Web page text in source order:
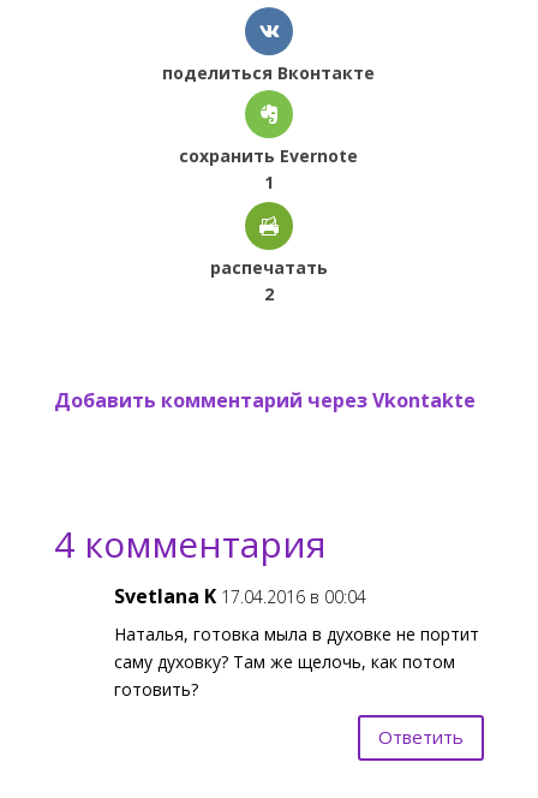
поделиться Вконтакте
сохранить Evernote
1
распечатать
2
Добавить комментарий через Vkontakte
4 комментария
Svetlana K 17.04.2016 в 00:04
Наталья, готовка мыла в духовке не портит
саму духовку? Там же щелочь, как потом
готовить?
Ответить